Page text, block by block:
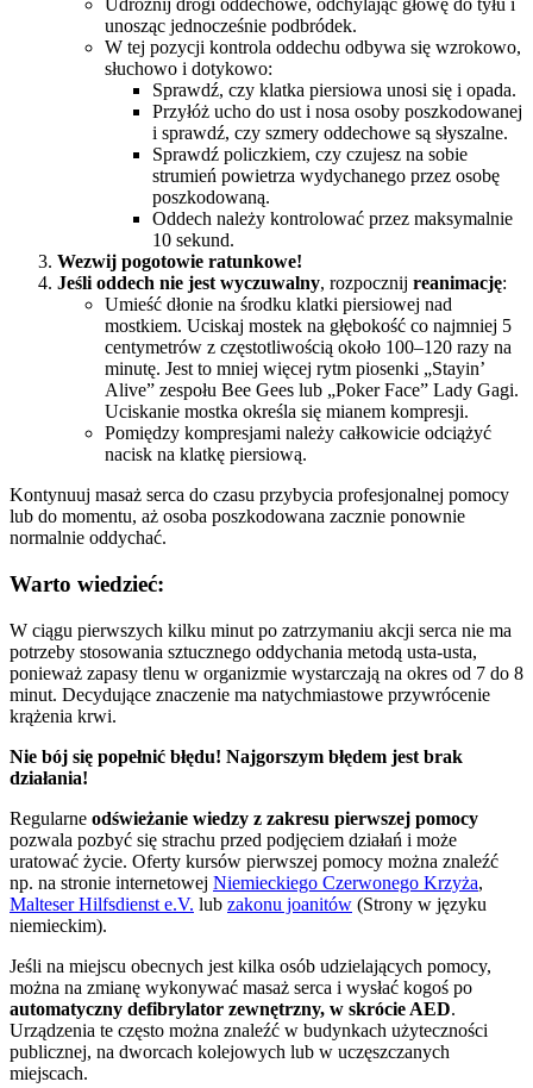
Udrożnij drogi oddechowe, odchylając głowę do tyłu i
unosząc jednocześnie podbródek.
W tej pozycji kontrola oddechu odbywa się wzrokowo,
słuchowo i dotykowo:
Sprawdź, czy klatka piersiowa unosi się i opada.
Przyłóż ucho do ust i nosa osoby poszkodowanej
i sprawdź, czy szmery oddechowe są słyszalne.
Sprawdź policzkiem, czy czujesz na sobie
strumień powietrza wydychanego przez osobę
poszkodowaną.
Oddech należy kontrolować przez maksymalnie
10 sekund.
Wezwij pogotowie ratunkowe!
Jeśli oddech nie jest wyczuwalny, rozpocznij reanimację:
Umieść dłonie na środku klatki piersiowej nad
mostkiem. Uciskaj mostek na głębokość co najmniej 5
centymetrów z częstotliwością około 100–120 razy na
minutę. Jest to mniej więcej rytm piosenki „Stayin’
Alive” zespołu Bee Gees lub „Poker Face” Lady Gagi.
Uciskanie mostka określa się mianem kompresji.
Pomiędzy kompresjami należy całkowicie odciążyć
nacisk na klatkę piersiową.
Kontynuuj masaż serca do czasu przybycia profesjonalnej pomocy
lub do momentu, aż osoba poszkodowana zacznie ponownie
normalnie oddychać.
Warto wiedzieć:
W ciągu pierwszych kilku minut po zatrzymaniu akcji serca nie ma
potrzeby stosowania sztucznego oddychania metodą usta-usta,
ponieważ zapasy tlenu w organizmie wystarczają na okres od 7 do 8
minut. Decydujące znaczenie ma natychmiastowe przywrócenie
krążenia krwi.
Nie bój się popełnić błędu! Najgorszym błędem jest brak
działania!
Regularne odświeżanie wiedzy z zakresu pierwszej pomocy
pozwala pozbyć się strachu przed podjęciem działań i może
uratować życie. Oferty kursów pierwszej pomocy można znaleźć
np. na stronie internetowej Niemieckiego Czerwonego Krzyża,
Malteser Hilfsdienst e.V. lub zakonu joanitów (Strony w języku
niemieckim).
Jeśli na miejscu obecnych jest kilka osób udzielających pomocy,
można na zmianę wykonywać masaż serca i wysłać kogoś po
automatyczny defibrylator zewnętrzny, w skrócie AED.
Urządzenia te często można znaleźć w budynkach użyteczności
publicznej, na dworcach kolejowych lub w uczęszczanych
miejscach.